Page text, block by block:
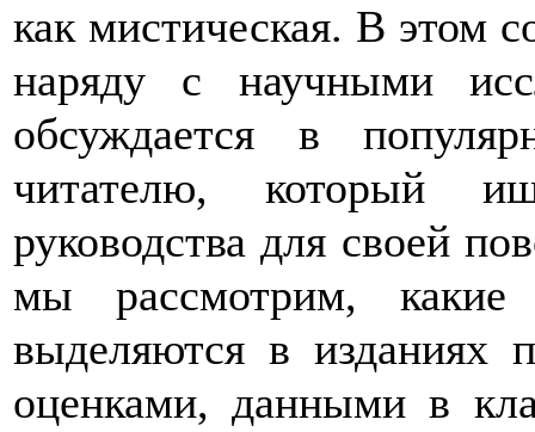
как мистическая. В этом
наряду с научными
обсуждается в
читателю, который
руководства для своей
мы рассмотрим, какие
выделяются в изданиях
оценками, данными в